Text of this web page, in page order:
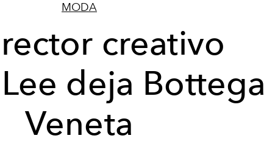
MODA
creativo
deja Bottega
Veneta